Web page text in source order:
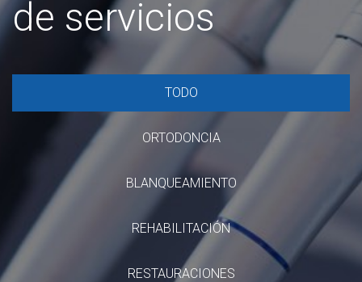
de servicios
TODO
ORTODONCIA
BLANQUEAMIENTO
REHABILITACIÓN
RESTAURACIONES